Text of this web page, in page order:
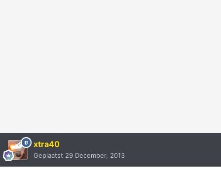
xtra40
Geplaatst 29 December, 2013